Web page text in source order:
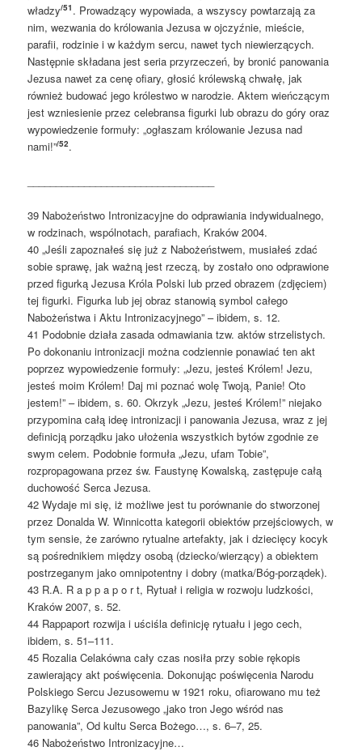
władzy/51 . Prowadzący wypowiada, a wszyscy powtarzają za
nim, wezwania do królowania Jezusa w ojczyźnie, mieście,
parafii, rodzinie i w każdym sercu, nawet tych niewierzących.
Następnie składana jest seria przyrzeczeń, by bronić panowania
Jezusa nawet za cenę ofiary, głosić królewską chwałę, jak
również budować jego królestwo w narodzie. Aktem wieńczącym
jest wzniesienie przez celebransa figurki lub obrazu do góry oraz
wypowiedzenie formuły: „ogłaszam królowanie Jezusa nad
nami!”/52.
39 Nabożeństwo Intronizacyjne do odprawiania indywidualnego,
w rodzinach, wspólnotach, parafiach, Kraków 2004.
40 „Jeśli zapoznałeś się już z Nabożeństwem, musiałeś zdać
sobie sprawę, jak ważną jest rzeczą, by zostało ono odprawione
przed figurką Jezusa Króla Polski lub przed obrazem (zdjęciem)
tej figurki. Figurka lub jej obraz stanowią symbol całego
Nabożeństwa i Aktu Intronizacyjnego” – ibidem, s. 12.
41 Podobnie działa zasada odmawiania tzw. aktów strzelistych.
Po dokonaniu intronizacji można codziennie ponawiać ten akt
poprzez wypowiedzenie formuły: „Jezu, jesteś Królem! Jezu,
jesteś moim Królem! Daj mi poznać wolę Twoją, Panie! Oto
jestem!” – ibidem, s. 60. Okrzyk „Jezu, jesteś Królem!” niejako
przypomina całą ideę intronizacji i panowania Jezusa, wraz z jej
definicją porządku jako ułożenia wszystkich bytów zgodnie ze
swym celem. Podobnie formuła „Jezu, ufam Tobie”,
rozpropagowana przez św. Faustynę Kowalską, zastępuje całą
duchowość Serca Jezusa.
42 Wydaje mi się, iż możliwe jest tu porównanie do stworzonej
przez Donalda W. Winnicotta kategorii obiektów przejściowych, w
tym sensie, że zarówno rytualne artefakty, jak i dziecięcy kocyk
są pośrednikiem między osobą (dziecko/wierzący) a obiektem
postrzeganym jako omnipotentny i dobry (matka/Bóg-porządek).
43 R.A. R a p p a p o r t, Rytuał i religia w rozwoju ludzkości,
Kraków 2007, s. 52.
44 Rappaport rozwija i uściśla definicję rytuału i jego cech,
ibidem, s. 51–111.
45 Rozalia Celakówna cały czas nosiła przy sobie rękopis
zawierający akt poświęcenia. Dokonując poświęcenia Narodu
Polskiego Sercu Jezusowemu w 1921 roku, ofiarowano mu też
Bazylikę Serca Jezusowego „jako tron Jego wśród nas
panowania”, Od kultu Serca Bożego…, s. 6–7, 25.
46 Nabożeństwo Intronizacyjne…